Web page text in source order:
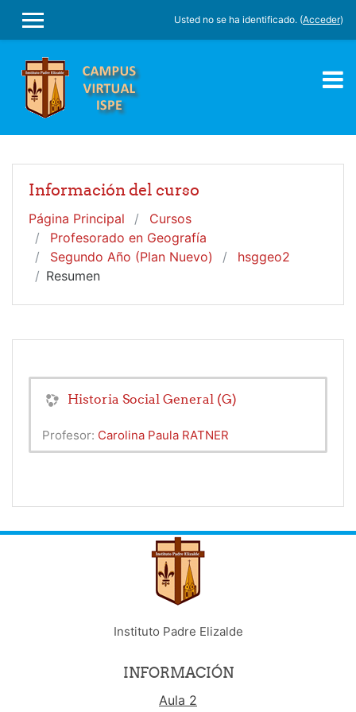
PANEL LATERAL
Usted no se ha identificado. (Acceder)
Información del curso
Página Principal
Cursos
Profesorado en Geografía
Segundo Año (Plan Nuevo)
hsggeo2
Resumen
Historia Social General (G)
Profesor: Carolina Paula RATNER
Instituto Padre Elizalde
INFORMACIÓN
Aula 2